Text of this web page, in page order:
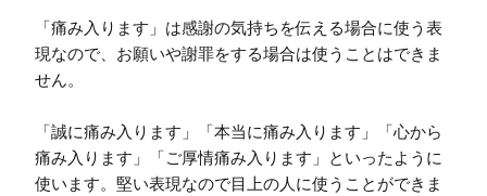
「痛み入ります」は感謝の気持ちを伝える場合に使う表
現なので、お願いや謝罪をする場合は使うことはできま
せん。
「誠に痛み入ります」「本当に痛み入ります」「心から
痛み入ります」「ご厚情痛み入ります」といったように
使います。堅い表現なので目上の人に使うことができま